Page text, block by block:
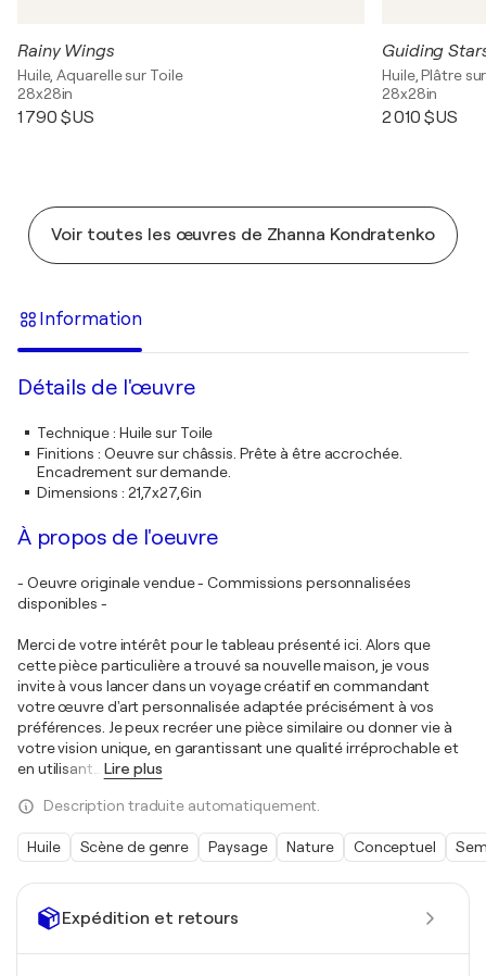
Expédition et retours
Rainy Wings
Huile, Aquarelle sur Toile
28x28in
1 790 $US
Guiding
Huile, Plâtre
28x28in
2 010 $US
Voir toutes les œuvres de Zhanna Kondratenko
Information
Détails de l'œuvre
Technique: Huile sur Toile
Finitions : Oeuvre sur châssis. Prête à être accrochée.
Encadrement sur demande.
Dimensions : 21,7x27,6in
À propos de l'oeuvre
- Oeuvre originale vendue - Commissions personnalisées
disponibles -
Merci de votre intérêt pour le tableau présenté ici. Alors que
cette pièce particulière a trouvé sa nouvelle maison, je vous
invite à vous lancer dans un voyage créatif en commandant
votre œuvre d'art personnalisée adaptée précisément à vos
préférences. Je peux recréer une pièce similaire ou donner vie à
votre vision unique, en garantissant une qualité irréprochable et
en utilisant
Lire plus
Description traduite automatiquement.
Huile Scène de genre Paysage Nature Conceptuel